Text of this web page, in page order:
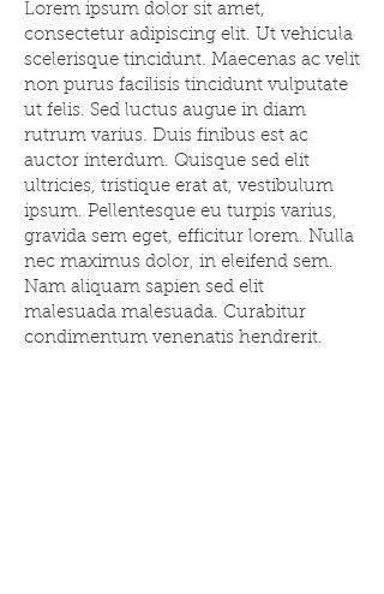
Lorem ipsum dolor sit amet,
consectetur adipiscing elit. Ut vehicula
scelerisque tincidunt. Maecenas ac velit
non purus facilisis tincidunt vulputate
ut felis. Sed luctus augue in diam
rutrum varius. Duis finibus est ac
auctor interdum. Quisque sed elit
ultricies, tristique erat at, vestibulum
ipsum. Pellentesque eu turpis varius,
gravida sem eget, efficitur lorem. Nulla
nec maximus dolor, in eleifend sem.
Nam aliquam sapien sed elit
malesuada malesuada. Curabitur
condimentum venenatis hendrerit.